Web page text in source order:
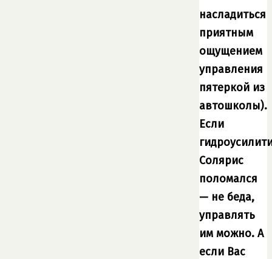
насладиться
приятным
ощущением
управления
пятеркой из
автошколы).
Если
Солярис
поломался
— не беда,
управлять
им можно. А
если Вас